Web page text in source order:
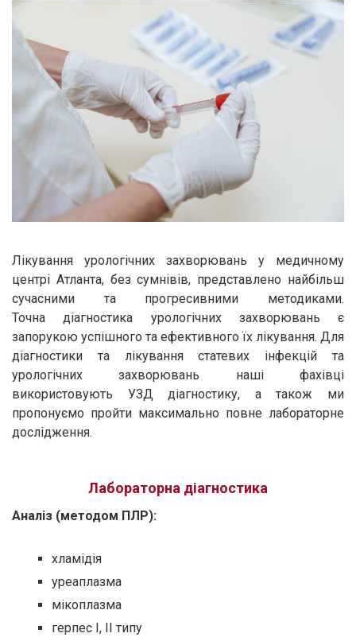
Лікування урологічних захворювань у медичному
центрі Атланта, без сумнівів, представлено найбільш
сучасними та прогресивними методиками.
Точна діагностика урологічних захворювань є
запорукою успішного та ефективного їх лікування. Для
діагностики та лікування статевих інфекцій та
урологічних захворювань наші фахівці
використовують УЗД діагностику, а також ми
пропонуємо пройти максимально повне лабораторне
дослідження.
Лабораторна діагностика
Аналіз (методом ПЛР):
хламідія
уреаплазма
мікоплазма
герпес I, II типу